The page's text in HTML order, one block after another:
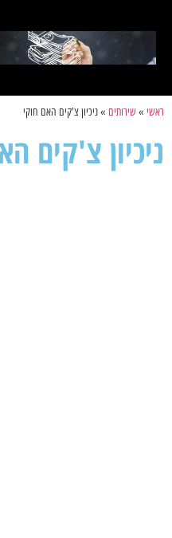
ראשי »שירותים »ניכיון צ'קים האם חוקי
ניכיון צ'קים